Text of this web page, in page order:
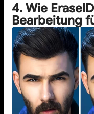
4. Wie
Bearbeitung